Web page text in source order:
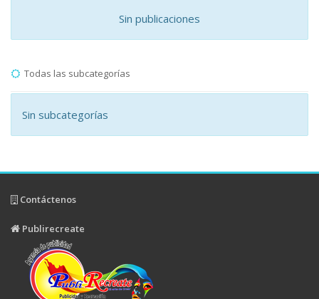
Sin publicaciones
Todas las subcategorías
Sin subcategorías
Contáctenos
Publirecreate